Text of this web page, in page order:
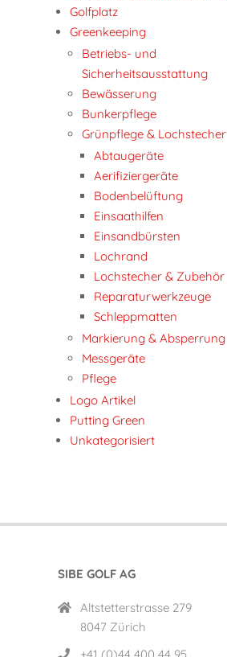
Golfplatz
Greenkeeping
Betriebs- und
Sicherheitsausstattung
Bewässerung
Bunkerpflege
Grünpflege & Lochstecher
Abtaugeräte
Aerifiziergeräte
Bodenbelüftung
Einsaathilfen
Einsandbürsten
Lochrand
Lochstecher & Zubehör
Reparaturwerkzeuge
Schleppmatten
Markierung & Absperrung
Messgeräte
Pflege
Logo Artikel
Putting Green
Unkategorisiert
SIBE GOLF AG
Altstetterstrasse 279
8047 Zürich